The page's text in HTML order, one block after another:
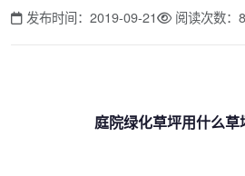
发布时间：2019-09-21 阅读次数：
庭院绿化草坪用什么草